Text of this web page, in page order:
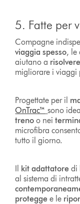
5. Fatte per
Compagne
viaggia spesso, le
aiutano a
migliorare i viaggi
Progettate per il
OnTrac™ sono
treno o nei
microfibra
tutto il giorno.
Il kit adattatore di
al sistema di
protegge e le